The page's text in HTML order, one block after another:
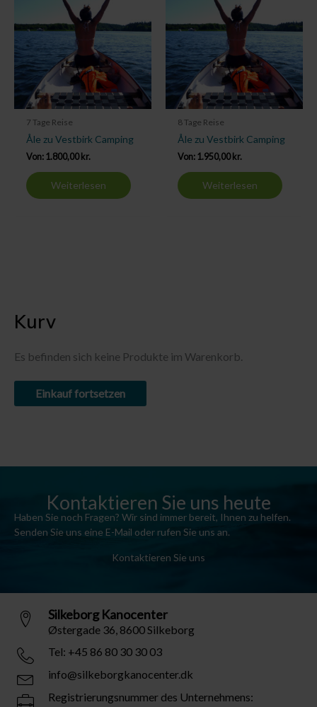
Kurv
Es befinden sich keine Produkte im Warenkorb.
Einkauf fortsetzen
7 Tage Reise
Åle zu Vestbirk Camping
Von: 1.800,00 kr.
Weiterlesen
8 Tage Reise
Åle zu Vestbirk Camping
Von: 1.950,00 kr.
Weiterlesen
Kontaktieren Sie uns heute
Haben Sie noch Fragen? Wir sind immer bereit, Ihnen zu helfen.
Senden Sie uns eine E-Mail oder rufen Sie uns an.
Kontaktieren Sie uns
Silkeborg Kanocenter
Østergade 36, 8600 Silkeborg
Tel: +45 86 80 30 30 03
info@silkeborgkanocenter.dk
Registrierungsnummer des Unternehmens: